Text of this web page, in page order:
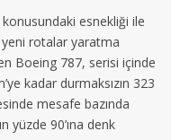
esnekliği ile
yeni rotalar yaratma
Boeing 787, serisi içinde
kadar durmaksızın 323
mesafe bazında
yüzde 90’ına denk